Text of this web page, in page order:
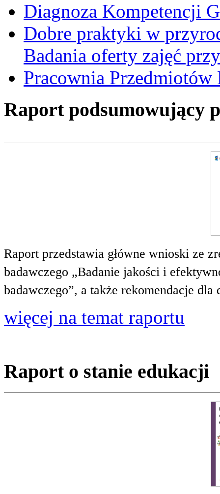
Diagnoza Kompetencji
Dobre praktyki w
Badania oferty zajęć
Pracownia
Raport podsumowujący
Raport przedstawia główne wnioski ze
badawczego „Badanie jakości i
badawczego”, a także rekomendacje
więcej na temat raportu
Raport o stanie edukacji